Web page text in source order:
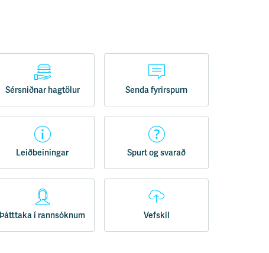
Sérsniðnar hagtölur Senda fyrirspurn
Leiðbeiningar Spurt og svarað
Þátttaka í rannsóknum Vefskil